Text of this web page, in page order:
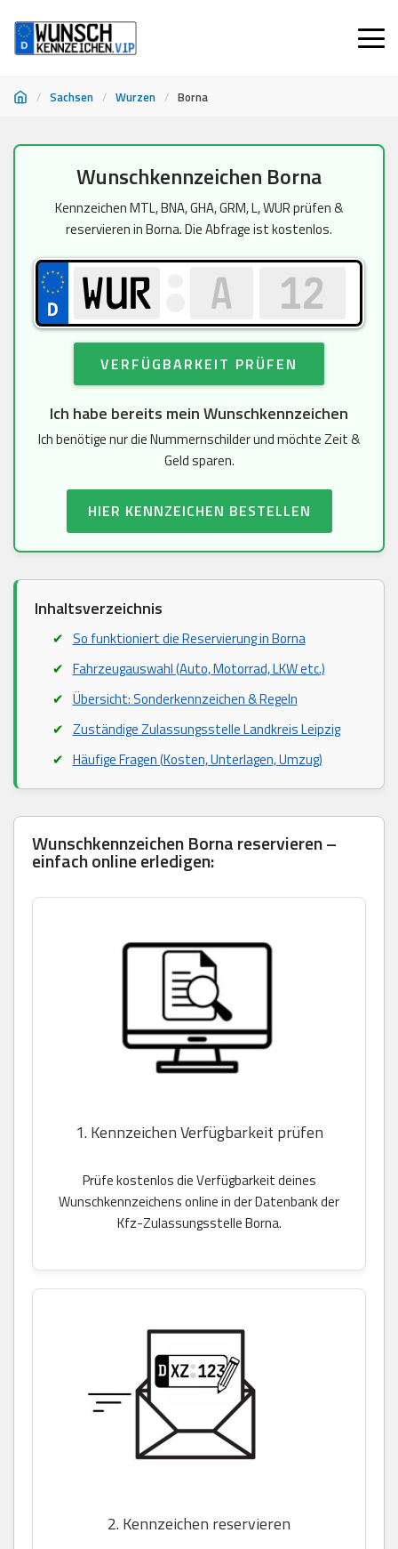
/ Sachsen / Wurzen / Borna
springen
Wunschkennzeichen Borna
Kennzeichen MTL, BNA, GHA, GRM, L, WUR prüfen &
reservieren in Borna. Die Abfrage ist kostenlos.
VERFÜGBARKEIT PRÜFEN
Ich habe bereits mein Wunschkennzeichen
Ich benötige nur die Nummernschilder und möchte Zeit &
Geld sparen.
HIER KENNZEICHEN BESTELLEN
Inhaltsverzeichnis
So funktioniert die Reservierung in Borna
Fahrzeugauswahl (Auto, Motorrad, LKW etc.)
Übersicht: Sonderkennzeichen & Regeln
Zuständige Zulassungsstelle Landkreis Leipzig
Häufige Fragen (Kosten, Unterlagen, Umzug)
Wunschkennzeichen Borna reservieren –
einfach online erledigen:
1. Kennzeichen Verfügbarkeit prüfen
Prüfe kostenlos die Verfügbarkeit deines
Wunschkennzeichens online in der Datenbank der
Kfz-Zulassungsstelle Borna.
2. Kennzeichen reservieren